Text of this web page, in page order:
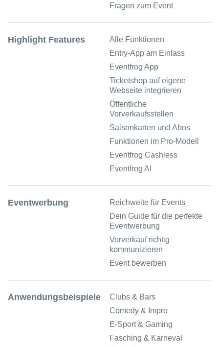
Fragen zum Event
Highlight Features
Alle Funktionen
Entry-App am Einlass
Eventfrog App
Ticketshop auf eigene
Webseite integrieren
Öffentliche
Vorverkaufsstellen
Saisonkarten und Abos
Funktionen im Pro-Modell
Eventfrog Cashless
Eventfrog AI
Eventwerbung
Reichweite für Events
Dein Guide für die perfekte
Eventwerbung
Vorverkauf richtig
kommunizieren
Event bewerben
Anwendungsbeispiele
Clubs & Bars
Comedy & Impro
E-Sport & Gaming
Fasching & Karneval